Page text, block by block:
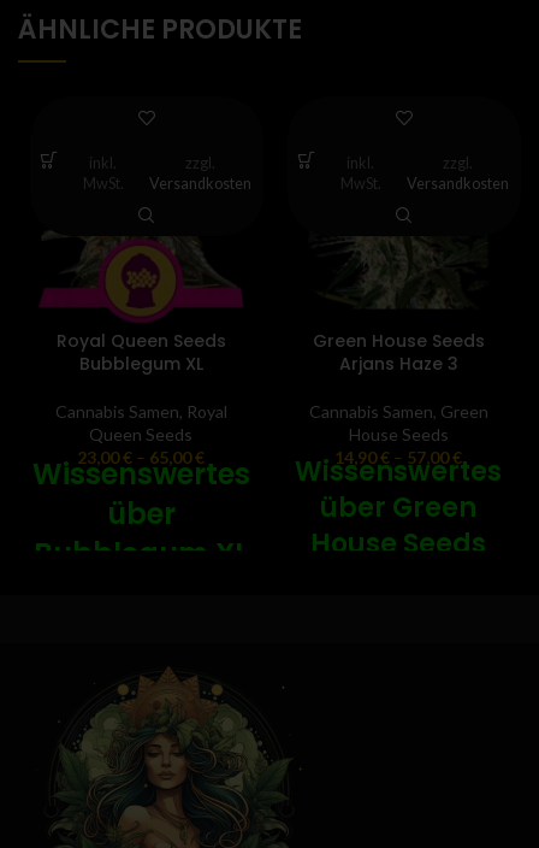
ÄHNLICHE PRODUKTE
Royal Queen Seeds
Bubblegum XL
Cannabis Samen, Royal
Queen Seeds
23,00€ – 65,00€
Wissenswertes
über
Bubblegum XL
🌵
Bubblegum XL ist eine kraftvolle
und süße Sorte, die
gleichermaßen für den privaten
Gebrauch wie auch für den
medizinischen Einsatz geeignet
ist. Diese feminisierte Version von
inkl.
MwSt.
zzgl.
Versandkosten
Green House Seeds
Arjans Haze 3
Cannabis Samen, Green
House Seeds
14,90€ – 57,00€
Wissenswertes
über Green
House Seeds
inkl.
MwSt.
zzgl.
Versandkosten